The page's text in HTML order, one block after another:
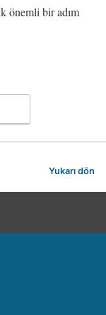
önemli bir adım
Yukarı dön